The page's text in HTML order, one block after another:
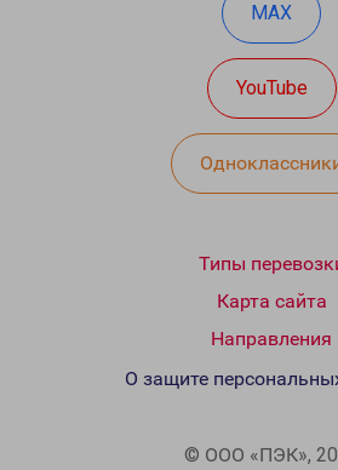
MAX
YouTube
Типы
Карта сайта
Направления
© ООО «ПЭК»,
О защите